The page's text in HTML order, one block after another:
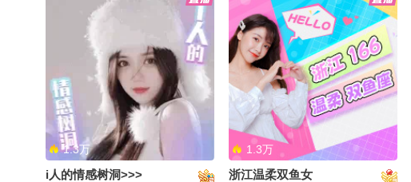
汪峰锐评《飞得更高》写得很失
败：歌词太浅显，但不妨碍大家
喜欢，时隔10年明白正因如此歌
才红
香港殉职消防员何伟豪装备曝
光，“黄金战衣”被严重烧烂，消
防靴有熔化迹象
1.3万
i人的情感树洞>>>
1.3万
浙江温柔双鱼女